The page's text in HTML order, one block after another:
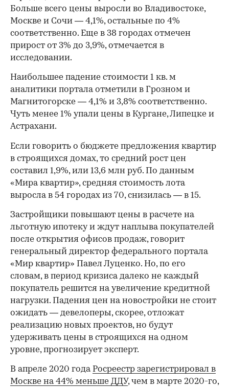
Больше всего цены выросли во Владивостоке,
Москве и Сочи — 4,1%, остальные по 4%
соответственно. Еще в 38 городах отмечен
прирост от 3% до 3,9%, отмечается в
исследовании.
Наибольшее падение стоимости 1 кв. м
аналитики портала отметили в Грозном и
Магнитогорске — 4,1% и 3,8% соответственно.
Чуть менее 1% упали цены в Кургане, Липецке и
Астрахани.
00:00 00:00
Если говорить о бюджете предложения квартир
в строящихся домах, то средний рост цен
составил 1,9%, или 13,6 млн руб. По данным
«Мира квартир», средняя стоимость лота
выросла в 54 городах из 70, снизилась — в 15.
Застройщики повышают цены в расчете на
льготную ипотеку и ждут наплыва покупателей
после открытия офисов продаж, говорит
генеральный директор федерального портала
«Мир квартир» Павел Луценко. Но, по его
словам, в период кризиса далеко не каждый
покупатель решится на увеличение кредитной
нагрузки. Падения цен на новостройки не стоит
ожидать — девелоперы, скорее, отложат
реализацию новых проектов, но будут
удерживать цены в строящихся на одном
уровне, прогнозирует эксперт.
В апреле 2020 года Росреестр зарегистрировал в
Москве на 44% меньше ДДУ, чем в марте 2020-го,